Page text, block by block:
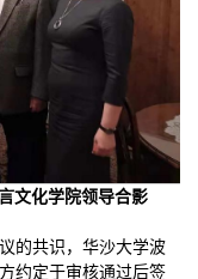
文化学院领导合影
的共识，华沙大学波
约定于审核通过后签